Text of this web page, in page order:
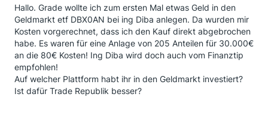
Hallo. Grade wollte ich zum ersten Mal etwas Geld in den
Geldmarkt etf DBX0AN bei ing Diba anlegen. Da wurden mir
Kosten vorgerechnet, dass ich den Kauf direkt abgebrochen
habe. Es waren für eine Anlage von 205 Anteilen für 30.000€
an die 80€ Kosten! Ing Diba wird doch auch vom Finanztip
empfohlen!
Auf welcher Plattform habt ihr in den Geldmarkt investiert?
Ist dafür Trade Republik besser?